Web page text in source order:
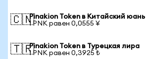
🇨🇳Pinakion Token в Китайский юань
1 PNK равен 0,0555 ¥
🇹🇷Pinakion Token в Турецкая лира
1 PNK равен 0,3925 ₺